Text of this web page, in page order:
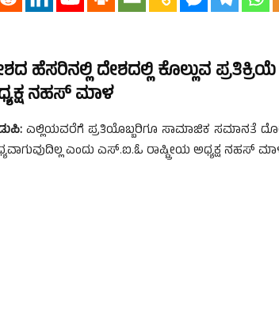
ಹೆಸರಿನಲ್ಲಿ ದೇಶದಲ್ಲಿ ಕೊಲ್ಲುವ
ನಹಸ್ ಮಾಳ
ಎಲ್ಲಿಯವರೆಗೆ ಪ್ರತಿಯೊಬ್ಬರಿಗೂ ಸಾಮಾಜಿಕ ಸಮಾನತೆ
ಎಂದು ಎಸ್.ಐ.ಓ ರಾಷ್ಟ್ರೀಯ ಅಧ್ಯಕ್ಷ ನಹಸ್